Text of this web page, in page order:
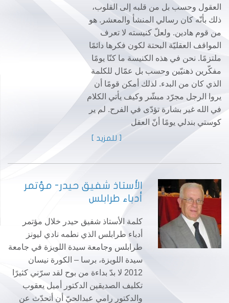
العقول وحسب بل من قلبه إلى القلوب،
ذلك بأنّه كان رسالي المنشأ والمعشر. هو
من قوم هادين. ولعلّ كنيسته لا تعرف
المواقف العقليّة البحتة لكون فكرها دائمًا
ملتزمًا. نحن في هذه الكنيسة ما كنّا يومًا
مفكّرين ذهنيّين وحسب بل عمّال للكلمة
الذي كان من البدء. لذلك أمكن قومًا أن
يروا الرجل مجرّد مبشّر وكيف يأتي الكلام
في الله غير بشارة تؤدّى في الفرح. لم ير
كوستي بندلي يومًا أنّ العقل
[ للمزيد ]
الأستاذ شفيق حيدر- مؤتمر
أدباء طرابلس
كلمة الأستاذ شفيق حيدر خلال مؤتمر
أدباء طرابلس الذي نطمه نادي ليونز
طرابلس وجامعة سيدة اللويزة في جامعة
سيدة اللويزة، برسا – الكورة نيسان
2012 لا بدّ بداءة من بوح لقد سرّني كثيرًا
تكليف الصديقين الدكتور أميل يعقوب
والدكتور رامي عبدالحيّ أن أتحدّث عن